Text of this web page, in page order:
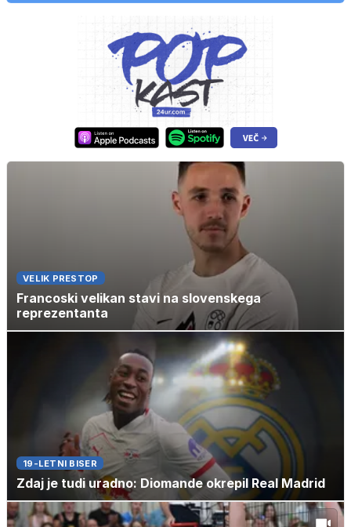
VELIK PRESTOP
Francoski velikan stavi na slovenskega
reprezentanta
19-LETNI BISER
Zdaj je tudi uradno: Diomande okrepil Real Madrid